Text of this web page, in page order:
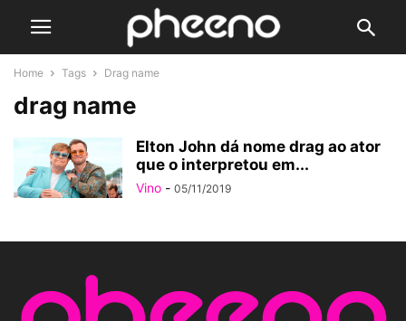
Home Tags Drag name
drag name
Elton John dá nome drag ao ator
que o interpretou em...
Vino - 05/11/2019